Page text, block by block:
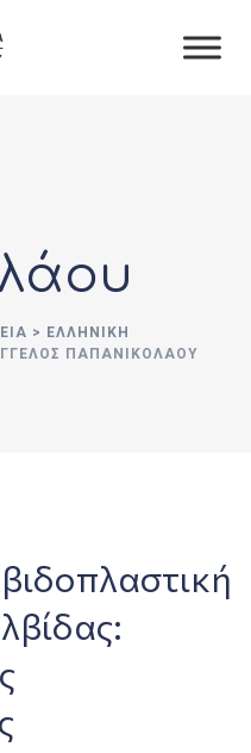
> ΕΛΛΗΝΙΚΗ
ΠΑΠΑΝΙΚΟΛΆΟΥ